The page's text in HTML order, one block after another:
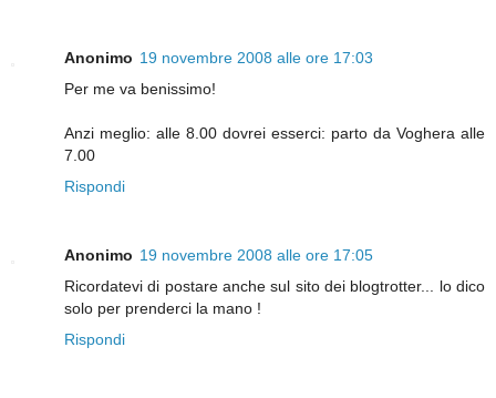
Anonimo 19 novembre 2008 alle ore 17:03
Per me va benissimo!
Anzi meglio: alle 8.00 dovrei esserci: parto da Voghera alle
7.00
Rispondi
Anonimo 19 novembre 2008 alle ore 17:05
Ricordatevi di postare anche sul sito dei blogtrotter... lo dico
solo per prenderci la mano !
Rispondi